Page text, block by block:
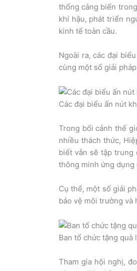
thống cảng biển
khí hậu, phát triển
kinh tế toàn cầu.
Ngoài ra, các đại
cùng một số giải
Các đại biểu ấn nút
Trong bối cảnh thế
nhiều thách thức,
biết vẫn sẽ tập trung
thông minh ứng
Cụ thể, một số giải
bảo vệ môi trường và
Ban tổ chức tặng quà
Tham gia hội nghị,